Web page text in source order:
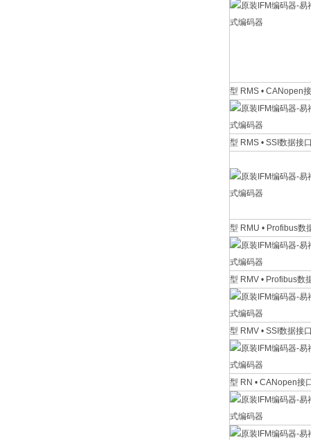
型 RMS • CANopen
型 RMS • SSI数据接
型 RMU • Profibus数
型 RMV • Profibus数
型 RMV • SSI数据接
型 RN • CANopen接